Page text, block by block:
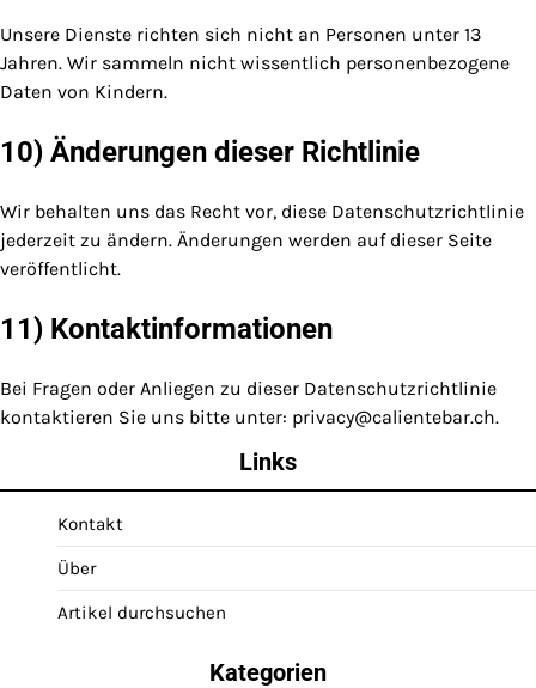
Unsere Dienste richten sich nicht an Personen unter 13
Jahren. Wir sammeln nicht wissentlich personenbezogene
Daten von Kindern.
10) Änderungen dieser Richtlinie
Wir behalten uns das Recht vor, diese Datenschutzrichtlinie
jederzeit zu ändern. Änderungen werden auf dieser Seite
veröffentlicht.
11) Kontaktinformationen
Bei Fragen oder Anliegen zu dieser Datenschutzrichtlinie
kontaktieren Sie uns bitte unter: privacy@calientebar.ch.
Links
Kontakt
Über
Artikel durchsuchen
Kategorien